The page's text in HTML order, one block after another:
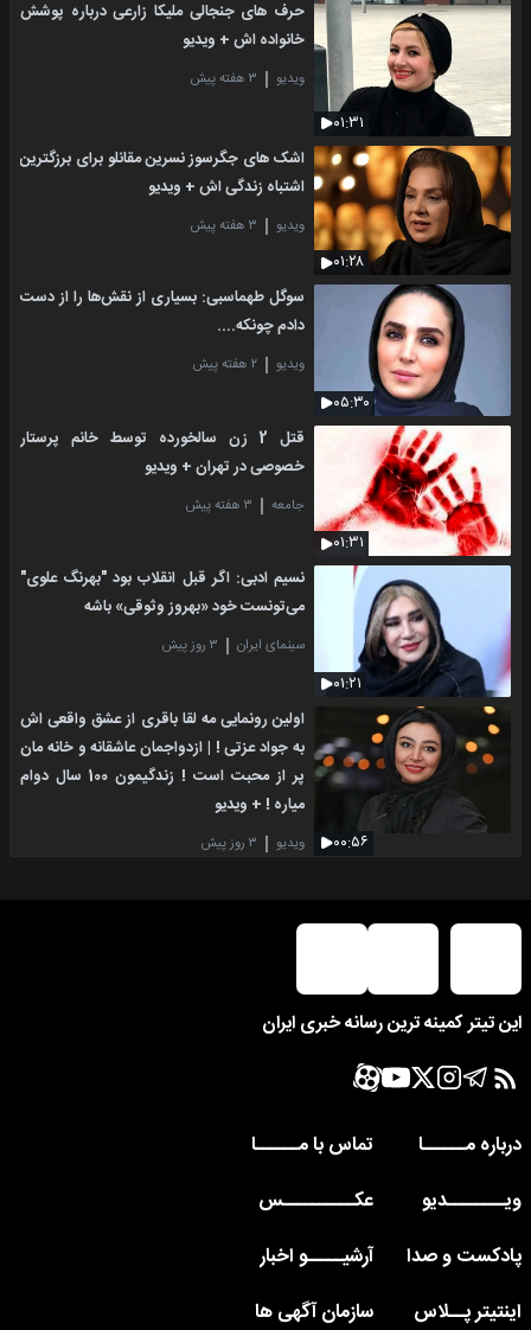
۰۱:۳۱
حرف های جنجالی ملیکا زارعی درباره پوشش
خانواده اش + ویدیو
ویدیو ۳ هفته پیش
۰۱:۲۸
اشک های جگرسوز نسرین مقانلو برای برزگترین
اشتباه زندگی اش + ویدیو
ویدیو ۳ هفته پیش
۰۵:۳۰
سوگل طهماسبی: بسیاری از نقش‌ها را از دست
دادم چونکه....
ویدیو ۲ هفته پیش
۰۱:۳۱
قتل 2 زن سالخورده توسط خانم پرستار
خصوصی در تهران + ویدیو
جامعه ۳ هفته پیش
۰۱:۲۱
نسیم ادبی: اگر قبل انقلاب بود "بهرنگ علوی"
می‌تونست خود «بهروز وثوقی» باشه
سینمای ایران ۳ روز پیش
۰۰:۵۶
اولین رونمایی مه لقا باقری از عشق واقعی اش
به جواد عزتی ! | ازدواجمان عاشقانه و خانه مان
پر از محبت است ! زندگیمون 100 سال دوام
میاره ! + ویدیو
ویدیو ۳ روز پیش
این تیتر کمینه ترین رسانه خبری ایران
درباره مــــــا
تماس با مــــــا
ویــــــــدیو
عکــــــــــس
پادکست و صدا
آرشیـــــو اخبار
اینتیتر پــلاس
سازمان آگهی ها